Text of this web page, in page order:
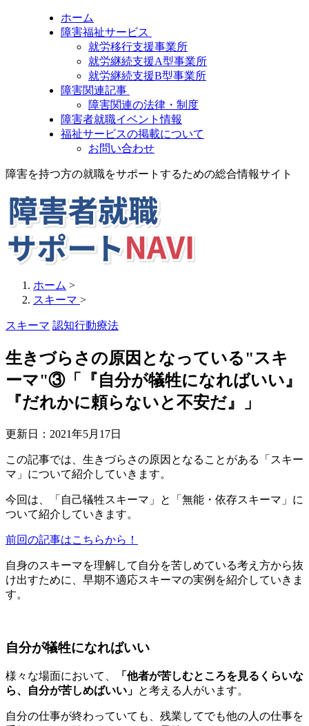
ホーム
障害福祉サービス
就労移行支援事業所
就労継続支援A型事業所
就労継続支援B型事業所
障害関連記事
障害関連の法律・制度
障害者就職イベント情報
福祉サービスの掲載について
お問い合わせ
障害を持つ方の就職をサポートするための総合情報サイト
ホーム >
スキーマ >
スキーマ 認知行動療法
生きづらさの原因となっている"スキ
ーマ"③「『自分が犠牲になればいい』
『だれかに頼らないと不安だ』」
更新日： 2021年5月17日
この記事では、生きづらさの原因となることがある「スキー
マ」について紹介していきます。
今回は、「自己犠牲スキーマ」と「無能・依存スキーマ」に
ついて紹介していきます。
前回の記事はこちらから！
自身のスキーマを理解して自分を苦しめている考え方から抜
け出すために、早期不適応スキーマの実例を紹介していきま
す。
自分が犠牲になればいい
様々な場面において、
「他者が苦しむところを見るくらいな
ら、自分が苦しめばいい」 と考える人がいます。
自分の仕事が終わっていても、残業してでも他の人の仕事を